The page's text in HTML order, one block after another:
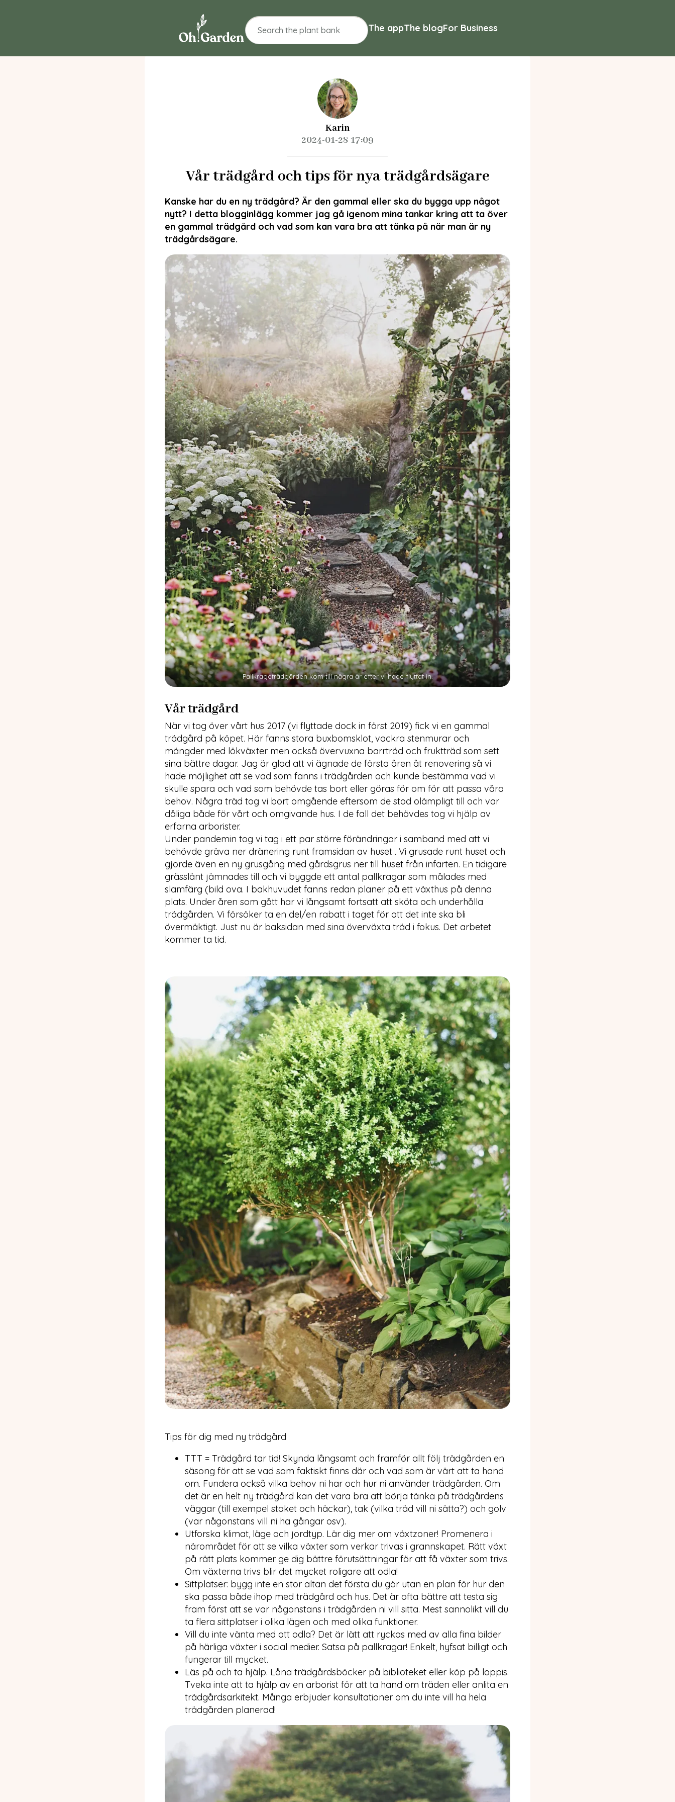
The appThe blogFor Business
Karin
2024-01-28 17:09
Vår trädgård och tips för nya trädgårdsägare
Kanske har du en ny trädgård? Är den gammal eller ska du bygga upp något
nytt? I detta blogginlägg kommer jag gå igenom mina tankar kring att ta över
en gammal trädgård och vad som kan vara bra att tänka på när man är ny
trädgårdsägare.
Pallkrageträdgården kom till några år efter vi hade flyttat in.
Vår trädgård
När vi tog över vårt hus 2017 (vi flyttade dock in först 2019) fick vi en gammal
trädgård på köpet. Här fanns stora buxbomsklot, vackra stenmurar och
mängder med lökväxter men också övervuxna barrträd och fruktträd som sett
sina bättre dagar. Jag är glad att vi ägnade de första åren åt renovering så vi
hade möjlighet att se vad som fanns i trädgården och kunde bestämma vad vi
skulle spara och vad som behövde tas bort eller göras för om för att passa våra
behov. Några träd tog vi bort omgående eftersom de stod olämpligt till och var
dåliga både för vårt och omgivande hus. I de fall det behövdes tog vi hjälp av
erfarna arborister.
Under pandemin tog vi tag i ett par större förändringar i samband med att vi
behövde gräva ner dränering runt framsidan av huset . Vi grusade runt huset och
gjorde även en ny grusgång med gårdsgrus ner till huset från infarten. En tidigare
grässlänt jämnades till och vi byggde ett antal pallkragar som målades med
slamfärg (bild ova. I bakhuvudet fanns redan planer på ett växthus på denna
plats. Under åren som gått har vi långsamt fortsatt att sköta och underhålla
trädgården. Vi försöker ta en del/en rabatt i taget för att det inte ska bli
övermäktigt. Just nu är baksidan med sina överväxta träd i fokus. Det arbetet
kommer ta tid.
Tips för dig med ny trädgård
TTT = Trädgård tar tid! Skynda långsamt och framför allt följ trädgården en
säsong för att se vad som faktiskt finns där och vad som är värt att ta hand
om. Fundera också vilka behov ni har och hur ni använder trädgården. Om
det är en helt ny trädgård kan det vara bra att börja tänka på trädgårdens
väggar (till exempel staket och häckar), tak (vilka träd vill ni sätta?) och golv
(var någonstans vill ni ha gångar osv).
Utforska klimat, läge och jordtyp. Lär dig mer om växtzoner! Promenera i
närområdet för att se vilka växter som verkar trivas i grannskapet. Rätt växt
på rätt plats kommer ge dig bättre förutsättningar för att få växter som trivs.
Om växterna trivs blir det mycket roligare att odla!
Sittplatser: bygg inte en stor altan det första du gör utan en plan för hur den
ska passa både ihop med trädgård och hus. Det är ofta bättre att testa sig
fram först att se var någonstans i trädgården ni vill sitta. Mest sannolikt vill du
ta flera sittplatser i olika lägen och med olika funktioner.
Vill du inte vänta med att odla? Det är lätt att ryckas med av alla fina bilder
på härliga växter i social medier. Satsa på pallkragar! Enkelt, hyfsat billigt och
fungerar till mycket.
Läs på och ta hjälp. Låna trädgårdsböcker på biblioteket eller köp på loppis.
Tveka inte att ta hjälp av en arborist för att ta hand om träden eller anlita en
trädgårdsarkitekt. Många erbjuder konsultationer om du inte vill ha hela
trädgården planerad!